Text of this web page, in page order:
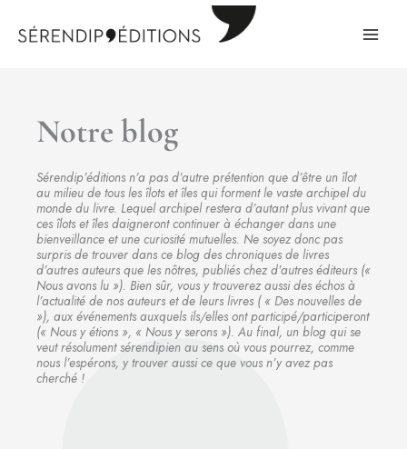
Notre blog
Sérendip’éditions n’a pas d’autre prétention que d’être un îlot
au milieu de tous les îlots et îles qui forment le vaste archipel du
monde du livre. Lequel archipel restera d’autant plus vivant que
ces îlots et îles daigneront continuer à échanger dans une
bienveillance et une curiosité mutuelles. Ne soyez donc pas
surpris de trouver dans ce blog des chroniques de livres
d’autres auteurs que les nôtres, publiés chez d’autres éditeurs («
Nous avons lu »). Bien sûr, vous y trouverez aussi des échos à
l’actualité de nos auteurs et de leurs livres ( « Des nouvelles de
»), aux événements auxquels ils/elles ont participé/participeront
(« Nous y étions », « Nous y serons »). Au final, un blog qui se
veut résolument sérendipien au sens où vous pourrez, comme
nous l’espérons, y trouver aussi ce que vous n’y avez pas
cherché !